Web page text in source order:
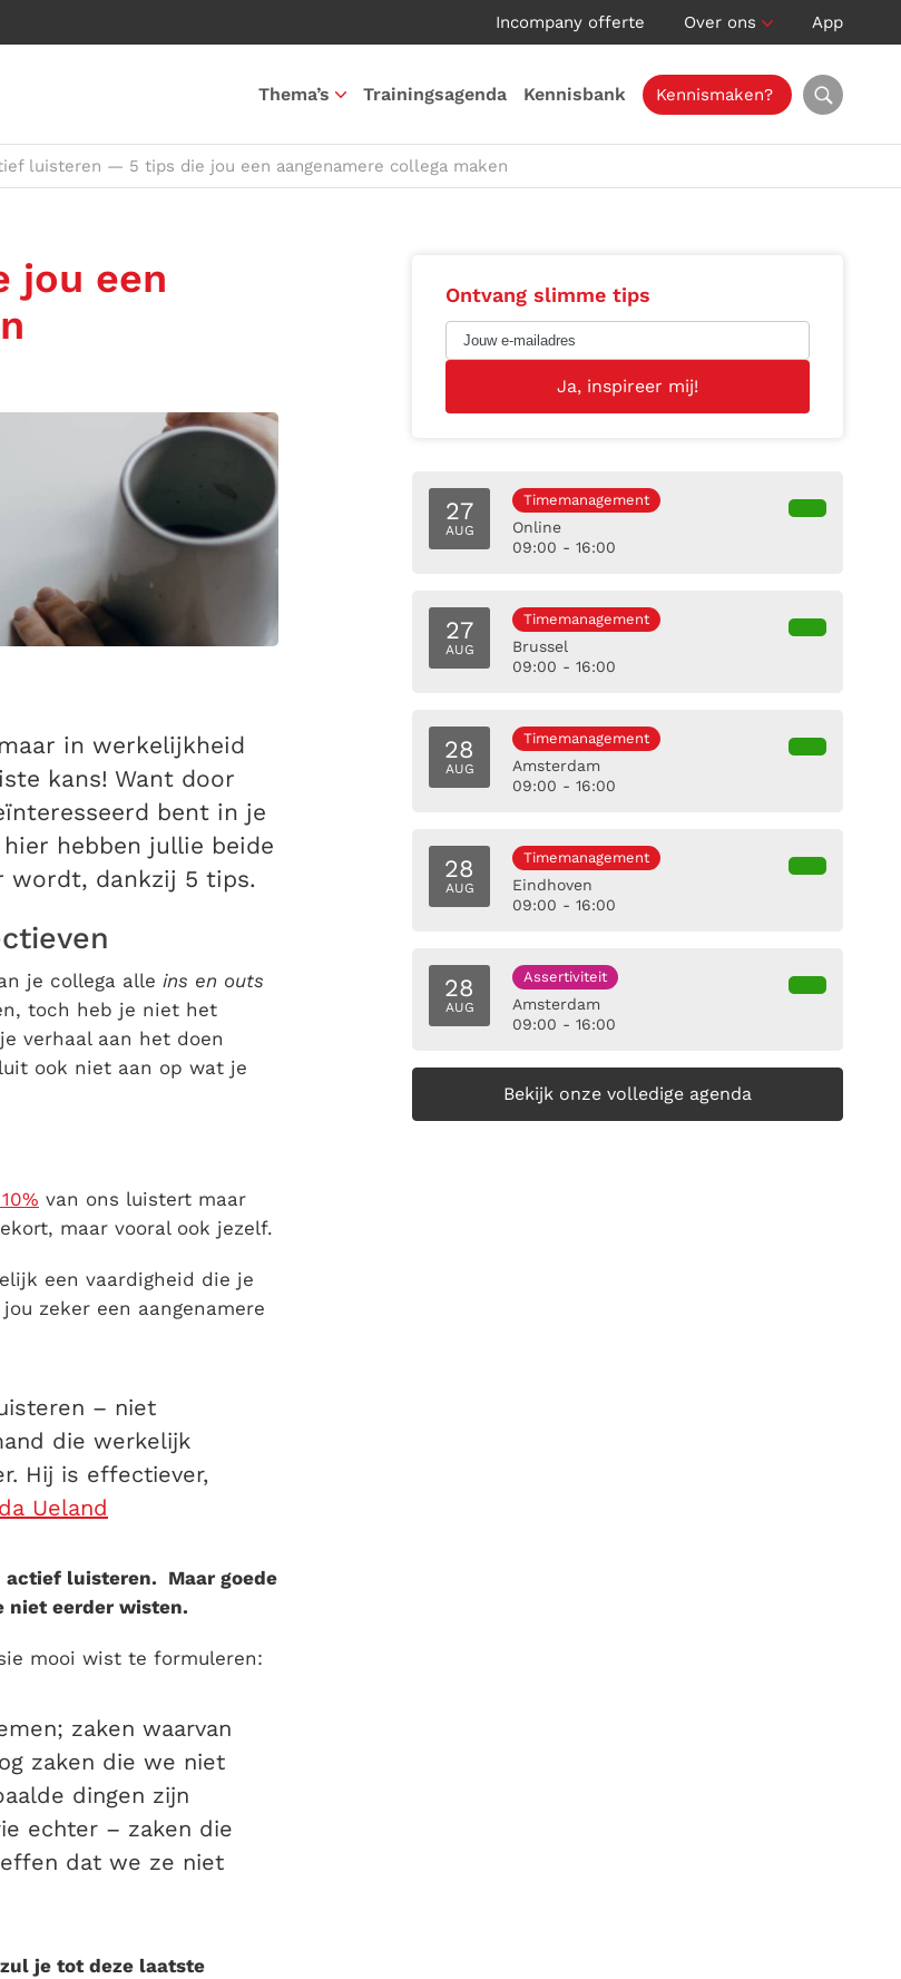
Incompany offerte Over ons App
Thema’s Trainingsagenda Kennisbank Kennismaken?
luisteren — 5 tips die jou een aangenamere collega maken
jou een
in werkelijkheid
kans! Want door
bent in je
hebben jullie beide
wordt, dankzij 5 tips.
je collega alle ins en outs
toch heb je niet het
verhaal aan het doen
ook niet aan op wat je
van ons luistert maar
maar vooral ook jezelf.
een vaardigheid die je
zeker een aangenamere
– niet
die werkelijk
Hij is effectiever,
Ueland
actief luisteren. Maar goede
niet eerder wisten.
mooi wist te formuleren:
zaken waarvan
zaken die we niet
dingen zijn
echter – zaken die
dat we ze niet
je tot deze laatste
Ontvang slimme tips
27
AUG
Timemanagement
Online
09:00 - 16:00
27
AUG
Timemanagement
Brussel
09:00 - 16:00
28
AUG
Timemanagement
Amsterdam
09:00 - 16:00
28
AUG
Timemanagement
Eindhoven
09:00 - 16:00
28
AUG
Assertiviteit
Amsterdam
09:00 - 16:00
Bekijk onze volledige agenda